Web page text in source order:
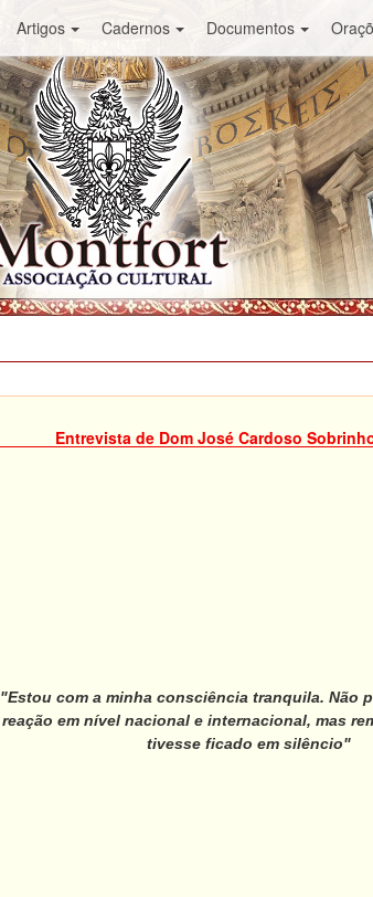
Artigos Cadernos Documentos
Entrevista de Dom José Cardoso
"Estou com a minha consciência tranquila. Não
reação em nível nacional e internacional, mas
tivesse ficado em silêncio"